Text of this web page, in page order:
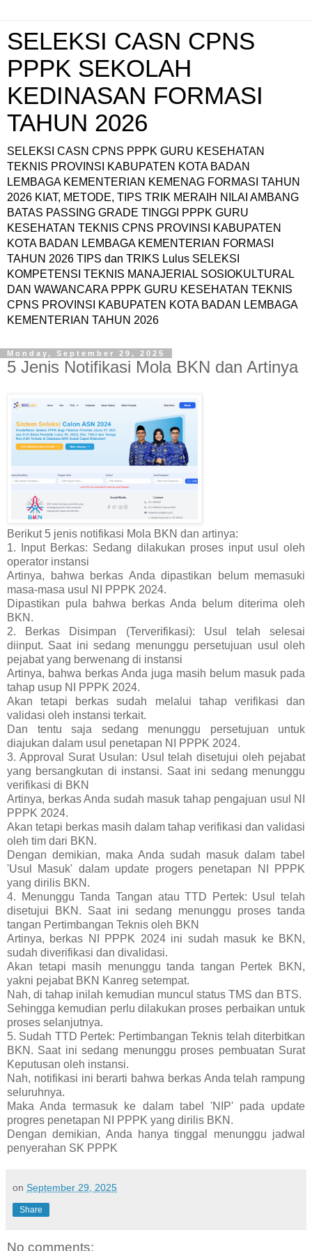
SELEKSI CASN CPNS
PPPK SEKOLAH
KEDINASAN FORMASI
TAHUN 2026
SELEKSI CASN CPNS PPPK GURU KESEHATAN
TEKNIS PROVINSI KABUPATEN KOTA BADAN
LEMBAGA KEMENTERIAN KEMENAG FORMASI TAHUN
2026 KIAT, METODE, TIPS TRIK MERAIH NILAI AMBANG
BATAS PASSING GRADE TINGGI PPPK GURU
KESEHATAN TEKNIS CPNS PROVINSI KABUPATEN
KOTA BADAN LEMBAGA KEMENTERIAN FORMASI
TAHUN 2026 TIPS dan TRIKS Lulus SELEKSI
KOMPETENSI TEKNIS MANAJERIAL SOSIOKULTURAL
DAN WAWANCARA PPPK GURU KESEHATAN TEKNIS
CPNS PROVINSI KABUPATEN KOTA BADAN LEMBAGA
KEMENTERIAN TAHUN 2026
Monday, September 29, 2025
5 Jenis Notifikasi Mola BKN dan Artinya
Berikut 5 jenis notifikasi Mola BKN dan artinya:
1. Input Berkas: Sedang dilakukan proses input usul oleh
operator instansi
Artinya, bahwa berkas Anda dipastikan belum memasuki
masa-masa usul NI PPPK 2024.
Dipastikan pula bahwa berkas Anda belum diterima oleh
BKN.
2. Berkas Disimpan (Terverifikasi): Usul telah selesai
diinput. Saat ini sedang menunggu persetujuan usul oleh
pejabat yang berwenang di instansi
Artinya, bahwa berkas Anda juga masih belum masuk pada
tahap usup NI PPPK 2024.
Akan tetapi berkas sudah melalui tahap verifikasi dan
validasi oleh instansi terkait.
Dan tentu saja sedang menunggu persetujuan untuk
diajukan dalam usul penetapan NI PPPK 2024.
3. Approval Surat Usulan: Usul telah disetujui oleh pejabat
yang bersangkutan di instansi. Saat ini sedang menunggu
verifikasi di BKN
Artinya, berkas Anda sudah masuk tahap pengajuan usul NI
PPPK 2024.
Akan tetapi berkas masih dalam tahap verifikasi dan validasi
oleh tim dari BKN.
Dengan demikian, maka Anda sudah masuk dalam tabel
'Usul Masuk' dalam update progers penetapan NI PPPK
yang dirilis BKN.
4. Menunggu Tanda Tangan atau TTD Pertek: Usul telah
disetujui BKN. Saat ini sedang menunggu proses tanda
tangan Pertimbangan Teknis oleh BKN
Artinya, berkas NI PPPK 2024 ini sudah masuk ke BKN,
sudah diverifikasi dan divalidasi.
Akan tetapi masih menunggu tanda tangan Pertek BKN,
yakni pejabat BKN Kanreg setempat.
Nah, di tahap inilah kemudian muncul status TMS dan BTS.
Sehingga kemudian perlu dilakukan proses perbaikan untuk
proses selanjutnya.
5. Sudah TTD Pertek: Pertimbangan Teknis telah diterbitkan
BKN. Saat ini sedang menunggu proses pembuatan Surat
Keputusan oleh instansi.
Nah, notifikasi ini berarti bahwa berkas Anda telah rampung
seluruhnya.
Maka Anda termasuk ke dalam tabel 'NIP' pada update
progres penetapan NI PPPK yang dirilis BKN.
Dengan demikian, Anda hanya tinggal menunggu jadwal
penyerahan SK PPPK
on September 29, 2025
Share
No comments: